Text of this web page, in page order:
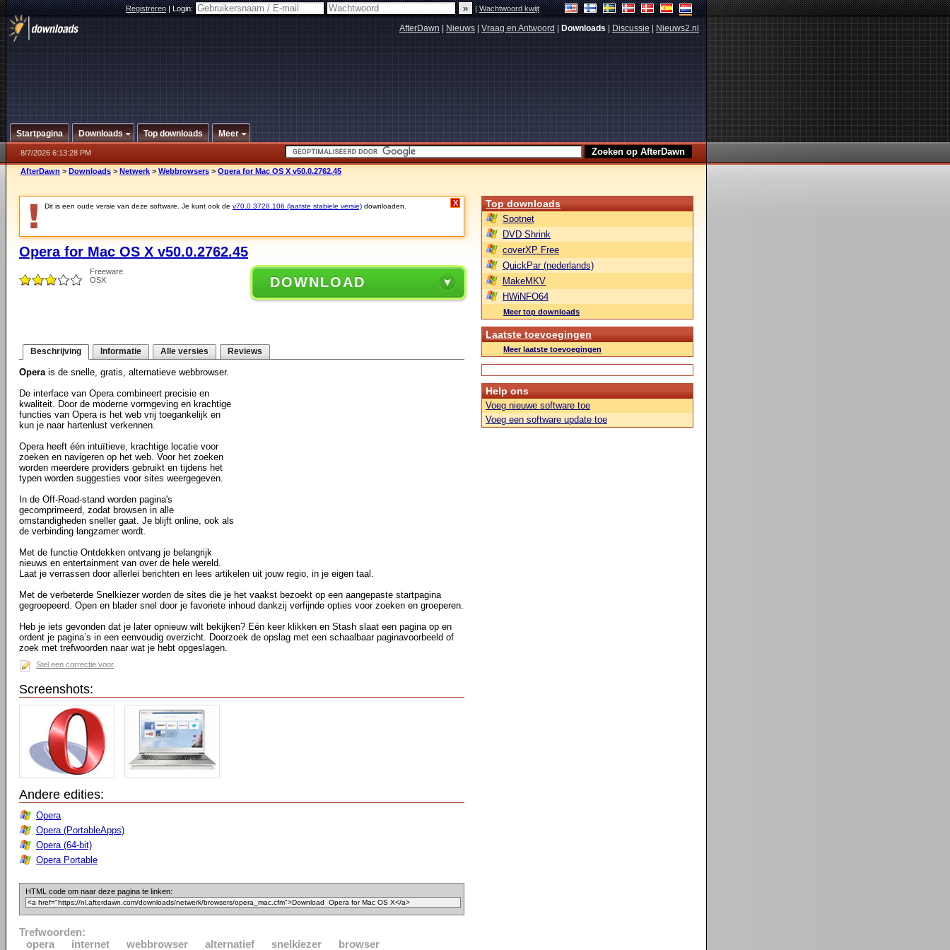
Registreren|Login: |Wachtwoord kwijt
AfterDawn Nieuws Vraag en Antwoord Downloads Discussie Nieuws2.nl
Startpagina Downloads Top downloads Meer
8/7/2026 6:13:28 PM
AfterDawn > Downloads > Netwerk > Webbrowsers > Opera for Mac OS X v50.0.2762.45
Dit is een oude versie van deze software. Je kunt ook de v70.0.3728.106 (laatste stabiele versie) downloaden. X
Opera for Mac OS X v50.0.2762.45
Freeware
OSX
DOWNLOAD
Beschrijving Informatie Alle versies Reviews
Operais de snelle, gratis, alternatieve webbrowser.
De interface van Opera combineert precisie en
kwaliteit. Door de moderne vormgeving en krachtige
functies van Opera is het web vrij toegankelijk en
kun je naar hartenlust verkennen.
Opera heeft één intuïtieve, krachtige locatie voor
zoeken en navigeren op het web. Voor het zoeken
worden meerdere providers gebruikt en tijdens het
typen worden suggesties voor sites weergegeven.
In de Off-Road-stand worden pagina's
gecomprimeerd, zodat browsen in alle
omstandigheden sneller gaat. Je blijft online, ook als
de verbinding langzamer wordt.
Met de functie Ontdekken ontvang je belangrijk
nieuws en entertainment van over de hele wereld.
Laat je verrassen door allerlei berichten en lees artikelen uit jouw regio, in je eigen taal.
Met de verbeterde Snelkiezer worden de sites die je het vaakst bezoekt op een aangepaste startpagina
gegroepeerd. Open en blader snel door je favoriete inhoud dankzij verfijnde opties voor zoeken en groeperen.
Heb je iets gevonden dat je later opnieuw wilt bekijken? Eén keer klikken en Stash slaat een pagina op en
ordent je pagina’s in een eenvoudig overzicht. Doorzoek de opslag met een schaalbaar paginavoorbeeld of
zoek met trefwoorden naar wat je hebt opgeslagen.
Stel een correctie voor
Screenshots:
Andere edities:
Opera
Opera (PortableApps)
Opera (64-bit)
Opera Portable
HTML code om naar deze pagina te linken:
Trefwoorden:
opera
internet webbrowser alternatief snelkiezer browser
Top downloads
Spotnet
DVD Shrink
coverXP Free
QuickPar (nederlands)
MakeMKV
HWiNFO64
Meer top downloads
Laatste toevoegingen
Meer laatste toevoegingen
Help ons
Voeg nieuwe software toe
Voeg een software update toe